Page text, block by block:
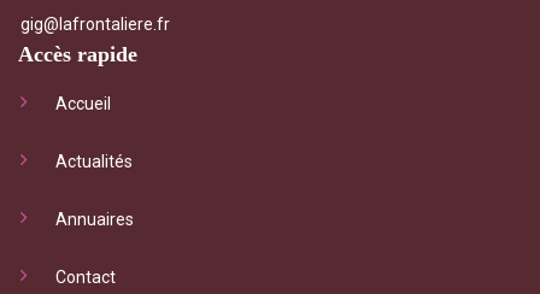
gig@lafrontaliere.fr
Accès rapide
Accueil
Actualités
Annuaires
Contact